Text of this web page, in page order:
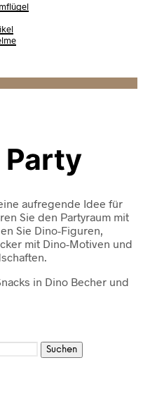
aufregende Idee für
Sie den Partyraum mit
Sie Dino-Figuren,
mit Dino-Motiven und
in Dino Becher und
Suchen